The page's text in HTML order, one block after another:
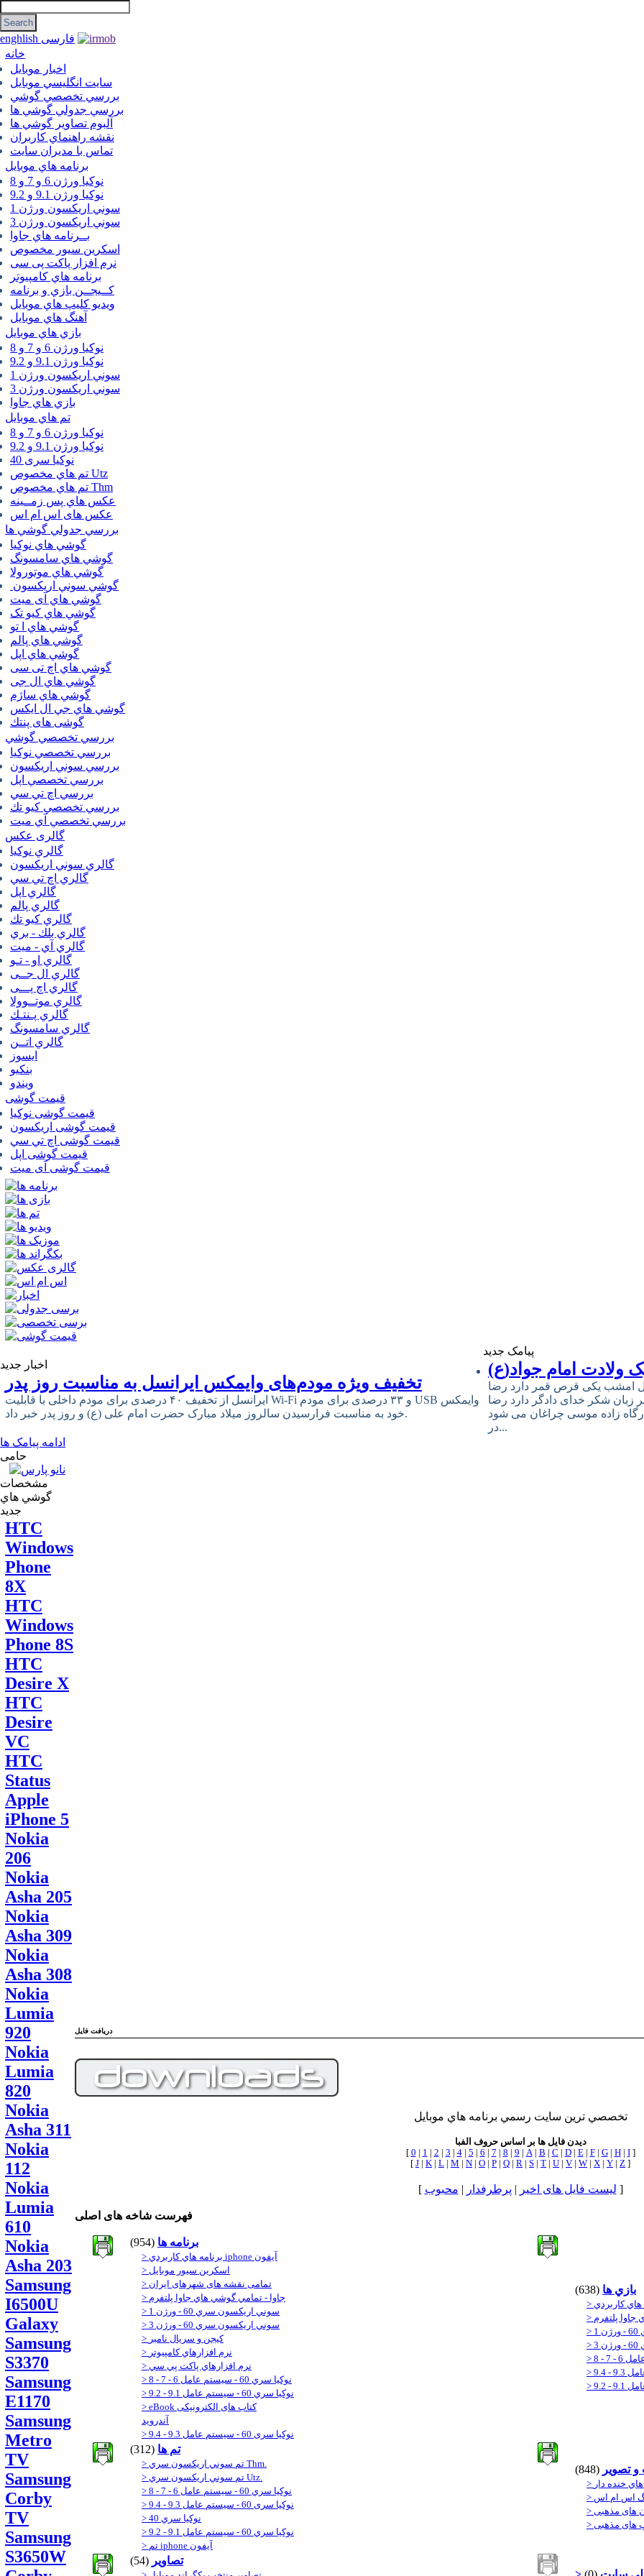
enghlish فارسی
خانه
اخبار موبایل
سايت انگليسي موبايل
بررسي تخصصي گوشي
بررسي جدولي گوشي ها
آلبوم تصاوير گوشي ها
نقشه راهنماي كاربران
تماس با مديران سايت
برنامه هاي موبايل
نوکیا ورژن 6 و 7 و 8
نوکیا ورژن 9.1 و 9.2
سوني اريكسون ورژن 1
سوني اريكسون ورژن 3
بــرنامه هاي جاوا
اسكرين سيور مخصوص
نرم افزار پاکت پی سی
برنامه هاي كامپيوتر
كــيجــن بازي و برنامه
ويديو كليپ هاي موبايل
آهنگ هاي موبايل
بازي هاي موبايل
نوكيا ورژن 6 و 7 و 8
نوكيا ورژن 9.1 و 9.2
سوني اريكسون ورژن 1
سوني اريكسون ورژن 3
بازي هاي جاوا
تم هاي موبايل
نوكيا ورژن 6 و 7 و 8
نوكيا ورژن 9.1 و 9.2
نوکیا سری 40
تم هاي مخصوص Utz
تم هاي مخصوص Thm
عكس هاي پس زمــينه
عكس های اس ام اس
بررسي جدولي گوشي ها
گوشي هاي نوكيا
گوشي هاي سامسونگ
گوشي هاي موتورولا
گوشي سوني اريكسون
گوشي هاي آی میت
گوشي هاي کیو تک
گوشي هاي ا تو
گوشي هاي پالم
گوشي هاي اپل
گوشي هاي اچ تی سی
گوشي هاي ال جی
گوشي هاي ساژم
گوشي هاي جي ال ايكس
گوشی های پنتك
بررسي تخصصي گوشي
بررسي تخصصي نوكيا
بررسي سوني اريكسون
بررسي تخصصي اپل
بررسي اچ تي سي
بررسي تخصصي كيو تك
بررسي تخصصي آي ميت
گالری عکس
گالري نوكيا
گالري سوني اريكسون
گالري اچ تي سي
گالري اپل
گالري پالم
گالري كيو تك
گالري بلك - بري
گالري آي - ميت
گالري او - تـو
گالري ال جــی
گالري اچ پـــی
گالري موتــوولا
گالري پـنتـك
گالري سامسونگ
گالري اتــن
ایسوز
بنکیو
ویندو
قیمت گوشی
قیمت گوشی نوكيا
قیمت گوشی اريكسون
قیمت گوشی اچ تي سي
قیمت گوشی اپل
قیمت گوشی آی میت
اخبار جدید
تخفیف ویژه مودم‌های وایمکس ایرانسل به مناسبت روز پدر
ایرانسل از تخفیف ۴۰ درصدی برای مودم داخلی با قابلیت Wi-Fi و ۳۳ درصدی برای مودم USB وایمکس
خود به مناسبت فرارسیدن سالروز میلاد مبارک حضرت امام علی (ع) و روز پدر خبر داد.
پیامک جدید
ولادت امام جواد(ع)
امشب یکى قرص قمر دارد رضا
زبان شکر خداى دادگر دارد رضا
زاده موسى چراغان مى شود
در...
ادامه پیامک ها
حامی
مشخصات
گوشي هاي
جديد
HTC
Windows
Phone
8X
HTC
Windows
Phone 8S
HTC
Desire X
HTC
Desire
VC
HTC
Status
Apple
iPhone 5
Nokia
206
Nokia
Asha 205
Nokia
Asha 309
Nokia
Asha 308
Nokia
Lumia
920
Nokia
Lumia
820
Nokia
Asha 311
Nokia
112
Nokia
Lumia
610
Nokia
Asha 203
Samsung
I6500U
Galaxy
Samsung
S3370
Samsung
E1170
Samsung
Metro
TV
Samsung
Corby
TV
Samsung
S3650W
دریافت فایل
تخصصي ترين سايت رسمي برنامه هاي موبايل
دیدن فایل ها بر اساس حروف الفبا
[ 0 1 2 3 4| 5 6 7 8 9 A| B C D| E| F| G| H| I]
[ J K L M N O P Q R S T U V W X Y Z ]
[ لیست فایل های اخیر | پرطرفدار | محبوب ]
فهرست شاخه های اصلی
برنامه ها (954)
> برنامه هاي كاربردي iphone آيفون
> اسكرين سيور موبايل
> تمامی نقشه های شهرهای ایران
> جاوا - تمامي گوشي هاي جاوا پلتفرم
> سوني اريكسون سري 60 - ورژن 1
> سوني اريكسون سري 60 - ورژن 3
> كيجن و سريال نامبر
> نرم افزارهاي كامپيوتر
> نرم افزارهاي پاكت پي سي
> نوكيا سري 60 - سيستم عامل 6 - 7 - 8
> نوكيا سري 60 - سيستم عامل 9.1 - 9.2
> eBook کتاب های الکترونیکی
آندروید
> نوکیا سری 60 - سیستم عامل 9.3 - 9.4
بازي ها (638)
جاوا پلتفرم
تم ها (312)
> تم سوني اريكسون سري Thm.
> تم سوني اريكسون سري Utz.
> نوكيا سري 60 - سيستم عامل 6 - 7 - 8
> نوکیا سری 60 - سیستم عامل 9.3 - 9.4
> نوكيا سري 40
> نوكيا سري 60 - سيستم عامل 9.1 - 9.2
> تم iphone آیفون
تصوير (848)
هاي خنده دار
اس ام اس
های مذهبی
های مذهبی
تصاوير (54)